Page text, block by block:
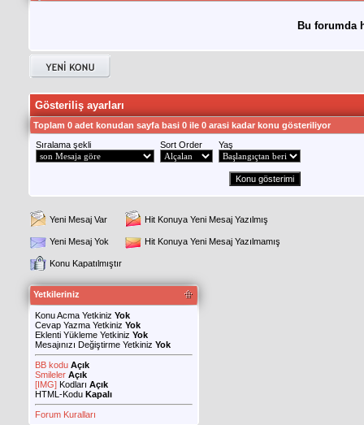
Bu forumda
Gösteriliş ayarları
Toplam 0 adet konudan sayfa basi 0 ile 0 arasi kadar konu gösteriliyor
Sıralama şekli
Sort Order Yaş
Yeni Mesaj Var Hit Konuya Yeni Mesaj Yazılmış
Yeni Mesaj Yok Hit Konuya Yeni Mesaj Yazılmamış
Konu Kapatılmıştır
Yetkileriniz
Konu Acma Yetkiniz Yok
Cevap Yazma Yetkiniz Yok
Eklenti Yükleme Yetkiniz Yok
Mesajınızı Değiştirme Yetkiniz Yok
BB kodu Açık
Smileler Açık
[IMG] Kodları Açık
HTML-Kodu Kapalı
Forum Kuralları